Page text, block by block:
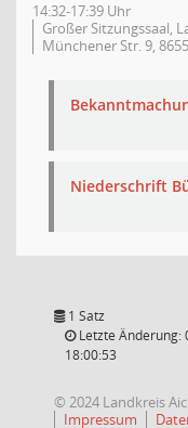
14:32-17:39 Uhr
Großer Sitzungssaal,
Münchener Str. 9,
Niederschrift
1 Satz
Letzte Änderung:
18:00:53
© 2024 Landkreis
Impressum